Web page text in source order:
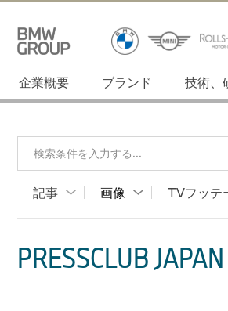
企業概要 ブランド 技術、
検索条件を入力する...
記事 画像 TVフッテ
PRESSCLUB